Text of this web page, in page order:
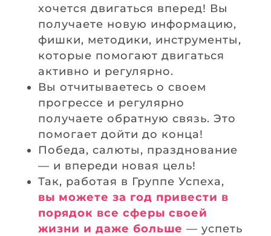
хочется двигаться вперед! Вы
получаете новую информацию,
фишки, методики, инструменты,
которые помогают двигаться
активно и регулярно.
Вы отчитываетесь о своем
прогрессе и регулярно
получаете обратную связь. Это
помогает дойти до конца!
Победа, салюты, празднование
— и впереди новая цель!
Так, работая в Группе Успеха,
вы можете за год привести в
порядок все сферы своей
жизни и даже больше — успеть